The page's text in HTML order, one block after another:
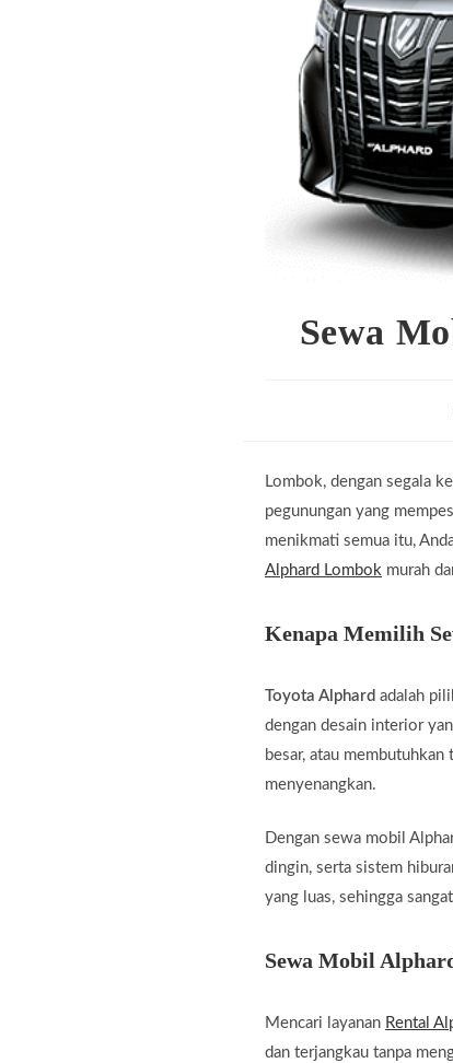
Sewa
Lombok, dengan segala
pegunungan yang
menikmati semua itu,
Alphard Lombok murah
Kenapa Memilih
Toyota Alphard adalah
dengan desain interior
besar, atau
menyenangkan.
Dengan sewa mobil
dingin, serta sistem
yang luas, sehingga
Sewa Mobil
Mencari layanan Rental
dan terjangkau tanpa